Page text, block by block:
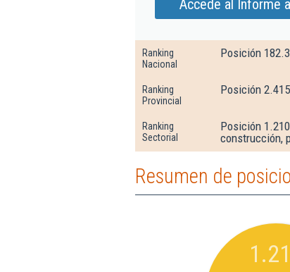
Accede al Informe
Ranking
Nacional
Posición
Ranking
Provincial
Posición
Ranking
Sectorial
Posición
construcción,
Resumen de